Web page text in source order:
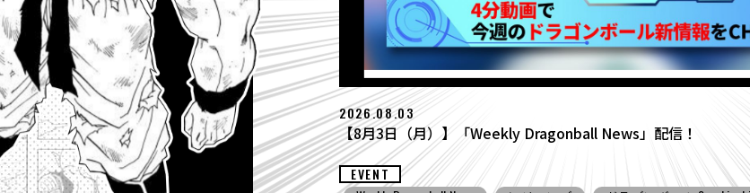
ZERO
2026.07.27
【7月27日（月）】「Weekly Dragonball News」配信！
EVENT